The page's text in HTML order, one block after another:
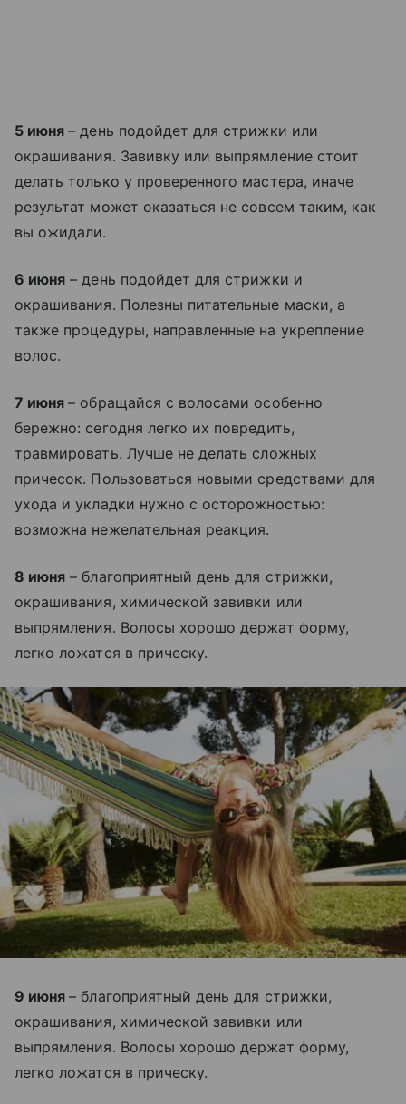
5 июня– день подойдет для стрижки или
окрашивания. Завивку или выпрямление стоит
делать только у проверенного мастера, иначе
результат может оказаться не совсем таким, как
вы ожидали.
6 июня – день подойдет для стрижки и
окрашивания. Полезны питательные маски, а
также процедуры, направленные на укрепление
волос.
7 июня– обращайся с волосами особенно
бережно: сегодня легко их повредить,
травмировать. Лучше не делать сложных
причесок. Пользоваться новыми средствами для
ухода и укладки нужно с осторожностью:
возможна нежелательная реакция.
8 июня – благоприятный день для стрижки,
окрашивания, химической завивки или
выпрямления. Волосы хорошо держат форму,
легко ложатся в прическу.
9 июня– благоприятный день для стрижки,
окрашивания, химической завивки или
выпрямления. Волосы хорошо держат форму,
легко ложатся в прическу.